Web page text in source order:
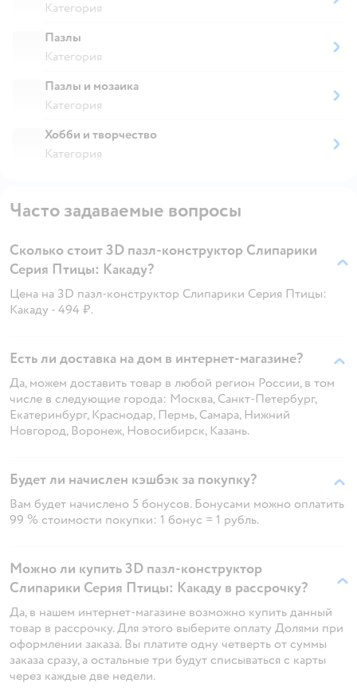
Категория
Пазлы
Категория
Пазлы и мозаика
Категория
Хобби и творчество
Категория
Часто задаваемые вопросы
Сколько стоит 3D пазл-конструктор Слипарики
Серия Птицы: Какаду?
Цена на 3D пазл-конструктор Слипарики Серия Птицы:
Какаду - 494 ₽.
Есть ли доставка на дом в интернет-магазине?
Да, можем доставить товар в любой регион России, в том
числе в следующие города: Москва, Санкт-Петербург,
Екатеринбург, Краснодар, Пермь, Самара, Нижний
Новгород, Воронеж, Новосибирск, Казань.
Будет ли начислен кэшбэк за покупку?
Вам будет начислено 5 бонусов. Бонусами можно оплатить
99 % стоимости покупки: 1 бонус = 1 рубль.
Можно ли купить 3D пазл-конструктор
Слипарики Серия Птицы: Какаду в рассрочку?
Да, в нашем интернет-магазине возможно купить данный
товар в рассрочку. Для этого выберите оплату Долями при
оформлении заказа. Вы платите одну четверть от суммы
заказа сразу, а остальные три будут списываться с карты
через каждые две недели.